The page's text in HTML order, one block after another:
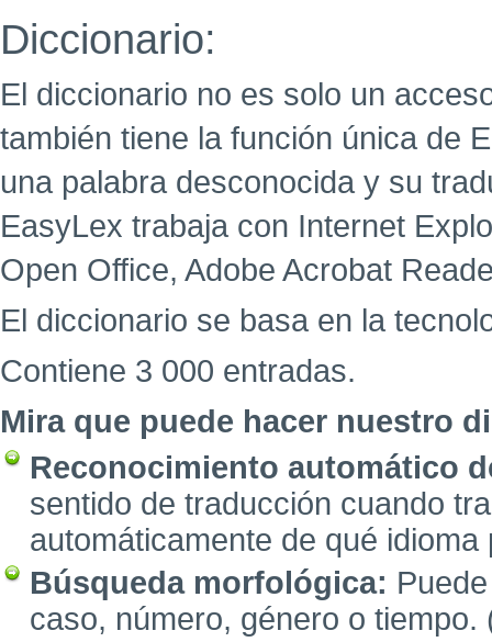
Diccionario:
El diccionario no es solo un
también tiene la función única de
una palabra desconocida y su
EasyLex trabaja con Internet
Open Office, Adobe Acrobat
El diccionario se basa en la
Contiene 3 000 entradas.
Mira que puede hacer nuestro
Reconocimiento automático
sentido de traducción cuando
automáticamente de qué
Búsqueda morfológica:
caso, número, género o tiempo.